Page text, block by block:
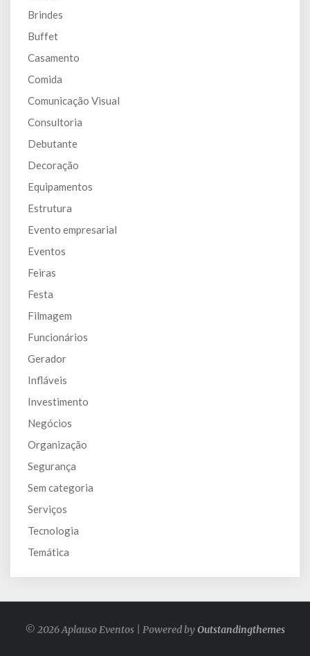
Brindes
Buffet
Casamento
Comida
Comunicação Visual
Consultoria
Debutante
Decoração
Equipamentos
Estrutura
Evento empresarial
Eventos
Feiras
Festa
Filmagem
Funcionários
Gerador
Infláveis
Investimento
Negócios
Organização
Segurança
Sem categoria
Serviços
Tecnologia
Temática
© 2026 Aplauso Eventos | Powered byOutstandingthemes